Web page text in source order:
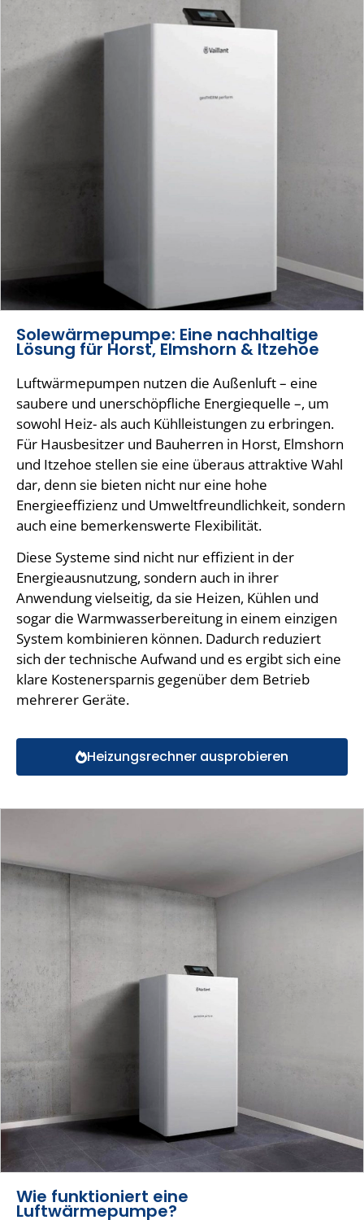
Solewärmepumpe: Eine nachhaltige
Lösung für Horst, Elmshorn & Itzehoe
Luftwärmepumpen nutzen die Außenluft – eine
saubere und unerschöpfliche Energiequelle –, um
sowohl Heiz- als auch Kühlleistungen zu erbringen.
Für Hausbesitzer und Bauherren in Horst, Elmshorn
und Itzehoe stellen sie eine überaus attraktive Wahl
dar, denn sie bieten nicht nur eine hohe
Energieeffizienz und Umweltfreundlichkeit, sondern
auch eine bemerkenswerte Flexibilität.
Diese Systeme sind nicht nur effizient in der
Energieausnutzung, sondern auch in ihrer
Anwendung vielseitig, da sie Heizen, Kühlen und
sogar die Warmwasserbereitung in einem einzigen
System kombinieren können. Dadurch reduziert
sich der technische Aufwand und es ergibt sich eine
klare Kostenersparnis gegenüber dem Betrieb
mehrerer Geräte.
Heizungsrechner ausprobieren
Wie funktioniert eine
Luftwärmepumpe?